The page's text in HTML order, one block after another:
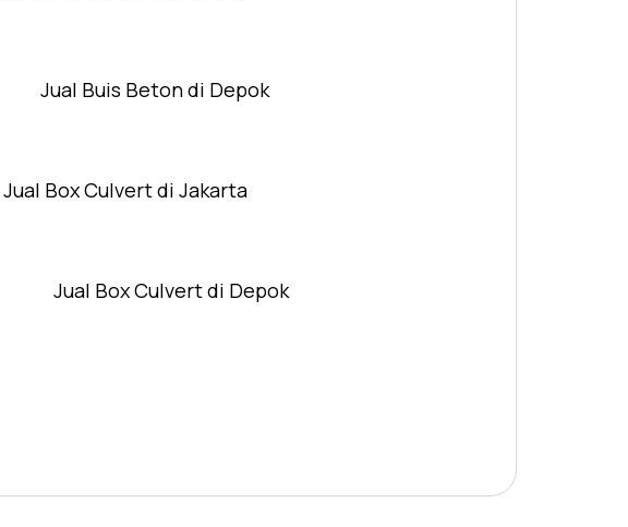
Jual Buis Beton di Depok
Jual Box Culvert di Jakarta
Jual Box Culvert di Depok